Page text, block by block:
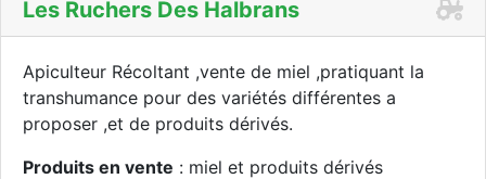
Les Ruchers Des Halbrans
Apiculteur Récoltant ,vente de miel ,pratiquant la
transhumance pour des variétés différentes a
proposer ,et de produits dérivés.
Produits en vente : miel et produits dérivés